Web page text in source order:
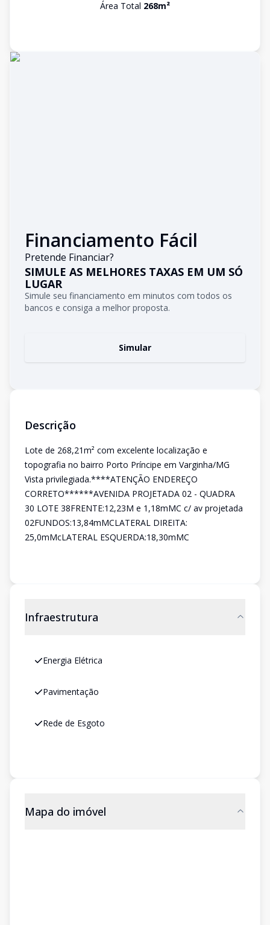
Área Total 268m²
Financiamento Fácil
Pretende Financiar?
SIMULE AS MELHORES TAXAS EM UM SÓ
LUGAR
Simule seu financiamento em minutos com todos os
bancos e consiga a melhor proposta.
Simular
Descrição
Lote de 268,21m² com excelente localização e
topografia no bairro Porto Príncipe em Varginha/MG
Vista privilegiada.****ATENÇÃO ENDEREÇO
CORRETO******AVENIDA PROJETADA 02 - QUADRA
30 LOTE 38FRENTE:12,23M e 1,18mMC c/ av projetada
02FUNDOS:13,84mMCLATERAL DIREITA:
25,0mMcLATERAL ESQUERDA:18,30mMC
Infraestrutura
Energia Elétrica
Pavimentação
Rede de Esgoto
Mapa do imóvel